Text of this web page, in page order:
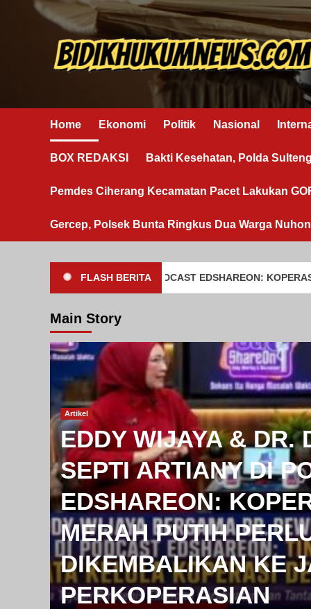
Home Ekonomi Politik Nasional
BOX REDAKSI Bakti Kesehatan, Polda
Pemdes Ciherang Kecamatan Pacet Lakukan
Gercep, Polsek Bunta Ringkus Dua Warga
FLASH BERITA
ARTIANY DI PODCAST EDSHAREON: KOPERASI DESA
Main Story
Artikel
EDDY WIJAYA & DR.
SEPTI ARTIANY DI
EDSHAREON:
MERAH PUTIH
DIKEMBALIKAN KE
PERKOPERASIAN